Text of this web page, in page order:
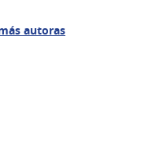
autoras